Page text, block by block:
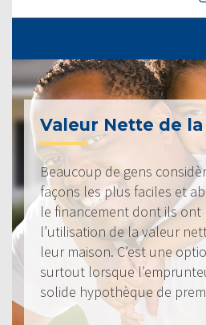
Valeur Nette de
Beaucoup de gens
façons les plus faciles et
le financement dont ils ont
l’utilisation de la valeur
leur maison. C’est une
surtout lorsque
solide hypothèque de